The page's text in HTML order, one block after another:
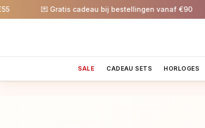
💌 Gratis cadeau bij bestellingen vanaf €90
SALE CADEAU SETS HORLOGES